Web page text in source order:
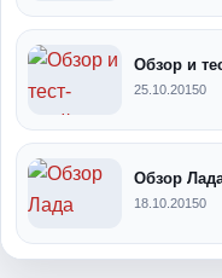
Обзор и
25.10.20150
Обзор
18.10.20150